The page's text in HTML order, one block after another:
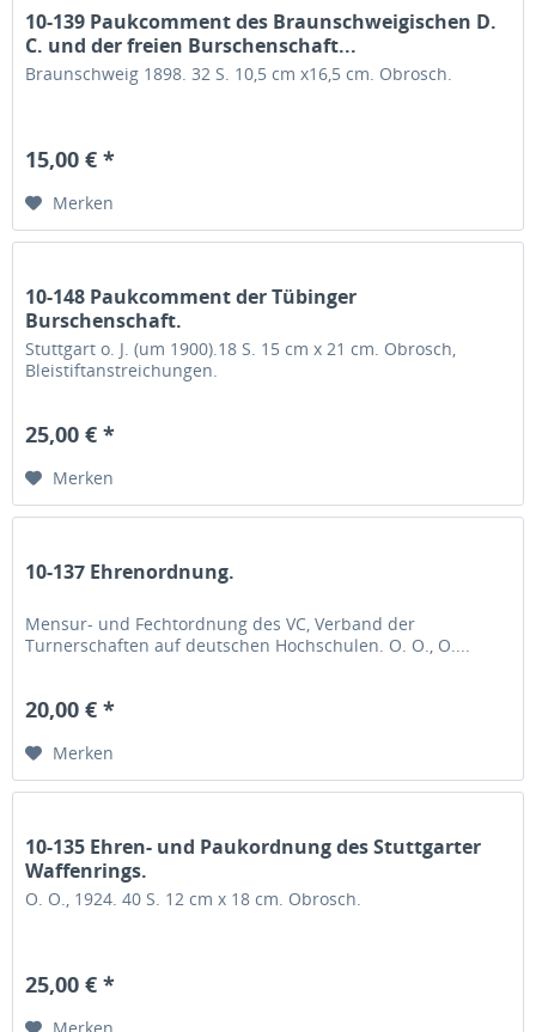
10-139 Paukcomment des Braunschweigischen D.
C. und der freien Burschenschaft...
Braunschweig 1898. 32 S. 10,5 cm x16,5 cm. Obrosch.
15,00 € *
Merken
10-148 Paukcomment der Tübinger
Burschenschaft.
Stuttgart o. J. (um 1900).18 S. 15 cm x 21 cm. Obrosch,
Bleistiftanstreichungen.
25,00 € *
Merken
10-137 Ehrenordnung.
Mensur- und Fechtordnung des VC, Verband der
Turnerschaften auf deutschen Hochschulen. O. O., O....
20,00 € *
Merken
10-135 Ehren- und Paukordnung des Stuttgarter
Waffenrings.
O. O., 1924. 40 S. 12 cm x 18 cm. Obrosch.
25,00 € *
Merken